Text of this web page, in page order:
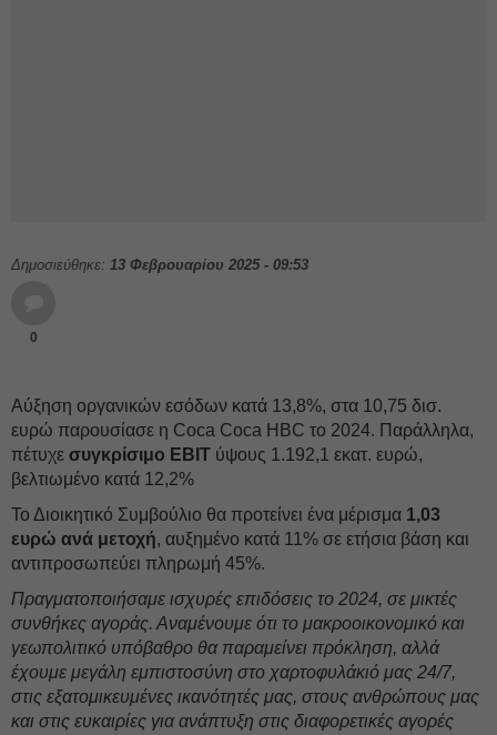
Δημοσιεύθηκε: 13 Φεβρουαρίου 2025 - 09:53
0
Αύξηση οργανικών εσόδων κατά 13,8%, στα 10,75 δισ.
ευρώ παρουσίασε η Coca Coca HBC το 2024. Παράλληλα,
πέτυχε συγκρίσιμο EBIT ύψους 1.192,1 εκατ. ευρώ,
βελτιωμένο κατά 12,2%
Το Διοικητικό Συμβούλιο θα προτείνει ένα μέρισμα 1,03
ευρώ ανά μετοχή, αυξημένο κατά 11% σε ετήσια βάση και
αντιπροσωπεύει πληρωμή 45%.
Πραγματοποιήσαμε ισχυρές επιδόσεις το 2024, σε μικτές
συνθήκες αγοράς. Αναμένουμε ότι το μακροοικονομικό και
γεωπολιτικό υπόβαθρο θα παραμείνει πρόκληση, αλλά
έχουμε μεγάλη εμπιστοσύνη στο χαρτοφυλάκιό μας 24/7,
στις εξατομικευμένες ικανότητές μας, στους ανθρώπους μας
και στις ευκαιρίες για ανάπτυξη στις διαφορετικές αγορές